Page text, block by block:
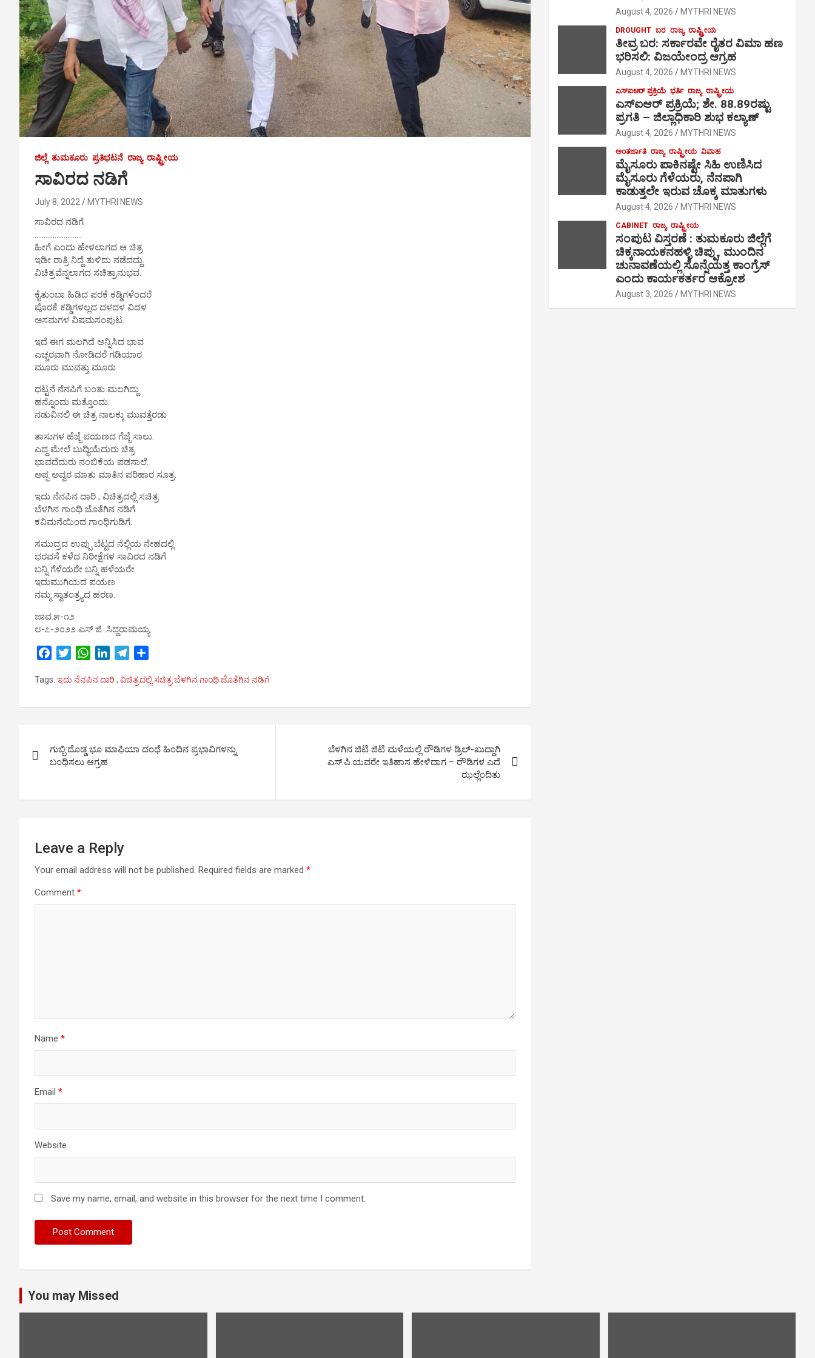
ಜಿಲ್ಲೆ ತುಮಕೂರು ಪ್ರತಿಭಟನೆ ರಾಜ್ಯ ರಾಷ್ಟ್ರೀಯ
ಸಾವಿರದ ನಡಿಗೆ
July 8, 2022 MYTHRI NEWS
ಸಾವಿರದ ನಡಿಗೆ
……………………..
ಹೀಗೆ ಎಂದು ಹೇಳಲಾಗದ ಆ ಚಿತ್ರ
ಇಡೀ ರಾತ್ರಿ ನಿದ್ದೆ ತುಳಿದು ನಡೆದದ್ದು.
ವಿಚಿತ್ರವೆನ್ನಲಾಗದ ಸಚಿತ್ರಾನುಭವ.
ಕೈತುಂಬಾ ಹಿಡಿದ ಪರಕೆ ಕಡ್ಡಿಗಳೆಂದರೆ
ಪೊರಕೆ ಕಡ್ಡಿಗಳಲ್ಲದ ದಳದಳ ವಿದಳ
ಅಸಮಗಳ ವಿಷಮಸಂಪುಟ.
ಇದೆ ಈಗ ಮಲಗಿದೆ ಅನ್ನಿಸಿದ ಭಾವ
ಎಚ್ಚರವಾಗಿ ನೋಡಿದರೆ ಗಡಿಯಾರ
ಮೂರು ಮುವತ್ತು ಮೂರು.
ಥಟ್ಟನೆ ನೆನಪಿಗೆ ಬಂತು ಮಲಗಿದ್ದು
ಹನ್ನೊಂದು ಮತ್ತೊಂದು.
ನಡುವಿನಲಿ ಈ ಚಿತ್ರ ನಾಲಕ್ಕು ಮುವತ್ತೆರಡು
ತಾಸುಗಳ ಹೆಜ್ಜೆ ಪಯಣದ ಗೆಜ್ಜೆ ಸಾಲು.
ಎದ್ದ ಮೇಲೆ ಬುದ್ಧಿಯೆದುರು ಚಿತ್ರ
ಭಾವದೆದುರು ನಂಬಿಕೆಯ ಪಡಸಾಲೆ.
ಅಪ್ಪ ಅವ್ವರ ಮಾತು ಮಾತಿನ ಪರಿಹಾರ ಸೂತ್ರ.
ಇದು ನೆನಪಿನ ದಾರಿ ; ವಿಚಿತ್ರದಲ್ಲಿ ಸಚಿತ್ರ
ಬೆಳಗಿನ ಗಾಂಧಿ ಜೊತೆಗಿನ ನಡಿಗೆ
ಕವಿಮನೆಯಿಂದ ಗಾಂಧಿಗುಡಿಗೆ.
ಸಮುದ್ರದ ಉಪ್ಪು ಬೆಟ್ಟದ ನೆಲ್ಲಿಯ ನೇಹದಲ್ಲಿ
ಭರವಸೆ ಕಳೆದ ನಿರೀಕ್ಷೆಗಳ ಸಾವಿರದ ನಡಿಗೆ
ಬನ್ನಿ ಗೆಳೆಯರೇ ಬನ್ನಿ ಹಳೆಯರೇ
ಇದುಮುಗಿಯದ ಪಯಣ
ನಮ್ಮ ಸ್ವಾತಂತ್ರ್ಯದ ಹರಣ.
ಜಾವ.೫-೧೨
೮-೭-೨೦೨೨ ಎಸ್ ಜಿ .ಸಿದ್ದರಾಮಯ್ಯ
c
b
k
i
t
W
a
s
p
n
e
n
l
g
m
a
e
Tags: ಇದು ನೆನಪಿನ ದಾರಿ ; ವಿಚಿತ್ರದಲ್ಲಿ ಸಚಿತ್ರ ಬೆಳಗಿನ ಗಾಂಧಿ ಜೊತೆಗಿನ ನಡಿಗೆ
navigation
ಗುಬ್ಬಿ:ದೊಡ್ಡ ಭೂ ಮಾಫಿಯಾ ದಂಧೆ ಹಿಂದಿನ ಪ್ರಭಾವಿಗಳನ್ನು
ಬಂಧಿಸಲು ಆಗ್ರಹ
ಬೆಳಗಿನ ಜಿಟಿ ಜಿಟಿ ಮಳೆಯಲ್ಲಿ ರೌಡಿಗಳ ಡ್ರಿಲ್-ಖುದ್ದಾಗಿ
ಎಸ್.ಪಿ.ಯವರೇ ಇತಿಹಾಸ ಹೇಳಿದಾಗ – ರೌಡಿಗಳ ಎದೆ
ಝಲ್ಲೆಂದಿತು
Leave a Reply
Your email address will not be published. Required fields are marked *
Comment *
Name *
Email *
Website
Save my name, email, and website in this browser for the next time I comment.
August 4, 2026 MYTHRI NEWS
DROUGHT ಬರ ರಾಜ್ಯ ರಾಷ್ಟ್ರೀಯ
ತೀವ್ರ ಬರ: ಸರ್ಕಾರವೇ ರೈತರ ವಿಮಾ ಹಣ
ಭರಿಸಲಿ: ವಿಜಯೇಂದ್ರ ಆಗ್ರಹ
August 4, 2026 MYTHRI NEWS
ಎಸ್‍ಐಆರ್ ಪ್ರಕ್ರಿಯೆ ಭರ್ತಿ ರಾಜ್ಯ ರಾಷ್ಟ್ರೀಯ
ಎಸ್‍ಐಆರ್ ಪ್ರಕ್ರಿಯೆ; ಶೇ. 88.89ರಷ್ಟು
ಪ್ರಗತಿ – ಜಿಲ್ಲಾಧಿಕಾರಿ ಶುಭ ಕಲ್ಯಾಣ್
August 4, 2026 MYTHRI NEWS
ಅಂತರ್ಜಾತಿ ರಾಜ್ಯ ರಾಷ್ಟ್ರೀಯ ವಿವಾಹ
ಮೈಸೂರು ಪಾಕಿನಷ್ಟೇ ಸಿಹಿ ಉಣಿಸಿದ
ಮೈಸೂರು ಗೆಳೆಯರು, ನೆನಪಾಗಿ
ಕಾಡುತ್ತಲೇ ಇರುವ ಚೊಕ್ಕ ಮಾತುಗಳು
August 4, 2026 MYTHRI NEWS
CABINET ರಾಜ್ಯ ರಾಷ್ಟ್ರೀಯ
ಸಂಪುಟ ವಿಸ್ತರಣೆ : ತುಮಕೂರು ಜಿಲ್ಲೆಗೆ
ಚಿಕ್ಕನಾಯಕನಹಳ್ಳಿ ಚಿಪ್ಪು, ಮುಂದಿನ
ಚುನಾವಣೆಯಲ್ಲಿ ಸೊನ್ನೆಯತ್ತ ಕಾಂಗ್ರೆಸ್
ಎಂದು ಕಾರ್ಯಕರ್ತರ ಆಕ್ರೋಶ
August 3, 2026 MYTHRI NEWS
You may Missed